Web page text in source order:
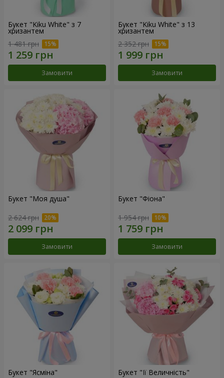
Букет "Kiku White" з 7
хризантем
1 481 грн
Замовити
Букет "Kiku White" з 13
хризантем
2 352 грн
Замовити
Букет "Моя душа"
2 624 грн
Замовити
Букет "Фіона"
1 954 грн
Замовити
Букет "Ясміна" Букет "Її Величність"